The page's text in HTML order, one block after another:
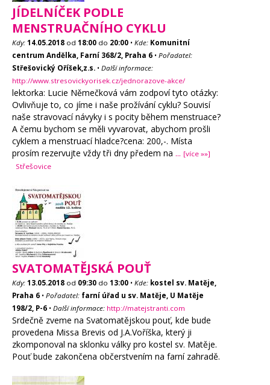
JÍDELNÍČEK PODLE
MENSTRUAČNÍHO CYKLU
Kdy: 14.05.2018 od 18:00 do 20:00 • Kde: Komunitní
centrum Andělka, Farní 368/2, Praha 6 • Pořadatel:
Střešovický Oříšek,z.s. • Další informace:
http://www.stresovickyorisek.cz/jednorazove-akce/
lektorka: Lucie Němečková vám zodpoví tyto otázky:
Ovlivňuje to, co jíme i naše prožívání cyklu? Souvisí
naše stravovací návyky i s pocity během menstruace?
A čemu bychom se měli vyvarovat, abychom prošli
cyklem a menstruací hladce?cena: 200,-. Místa
prosím rezervujte vždy tři dny předem na ... [více »»]
Střešovice
SVATOMATĚJSKÁ POUŤ
Kdy: 13.05.2018 od 09:30 do 13:00 • Kde: kostel sv. Matěje,
Praha 6 • Pořadatel: farní úřad u sv. Matěje, U Matěje
198/2, P-6 • Další informace: http://matejstranti.com
Srdečně zveme na Svatomatějskou pouť, kde bude
provedena Missa Brevis od J.A.Voříška, který ji
zkomponoval na sklonku války pro kostel sv. Matěje.
Pouť bude zakončena občerstvením na farní zahradě.